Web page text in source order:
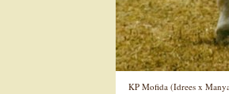
KP Mofida (Idrees x